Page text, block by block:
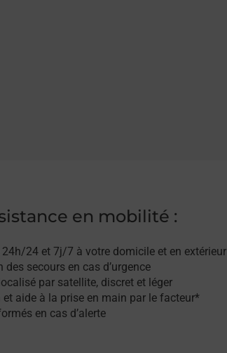
en mobilité :
24h/24 et 7j/7 à votre domicile et en extérieur
des secours en cas d’urgence
par satellite, discret et léger
aide à la prise en main par le facteur*
en cas d’alerte